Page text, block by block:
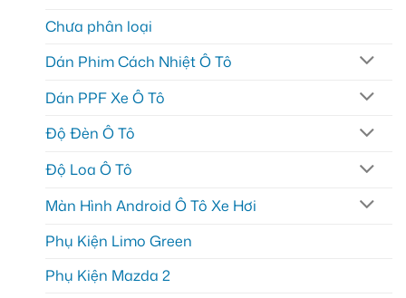
Chưa phân loại
Dán Phim Cách Nhiệt Ô Tô
Dán PPF Xe Ô Tô
Độ Đèn Ô Tô
Độ Loa Ô Tô
Màn Hình Android Ô Tô Xe Hơi
Phụ Kiện Limo Green
Phụ Kiện Mazda 2